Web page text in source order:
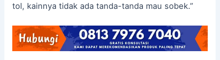
tol, kainnya tidak ada tanda-tanda mau sobek.”